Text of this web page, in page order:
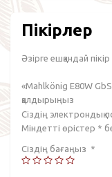
Пікірлер
Әзірге ешқандай пікір
«Mahlkönig E80W
қалдырыңыз
Сіздің
Міндетті өрістер *
Сіздің бағаңыз *